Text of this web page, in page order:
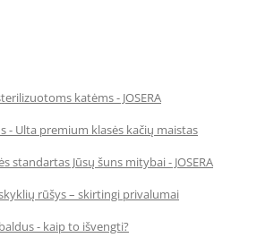
katėms - JOSERA
- Ulta premium klasės kačių maistas
standartas Jūsų šuns mitybai - JOSERA
rūšys – skirtingi privalumai
- kaip to išvengti?